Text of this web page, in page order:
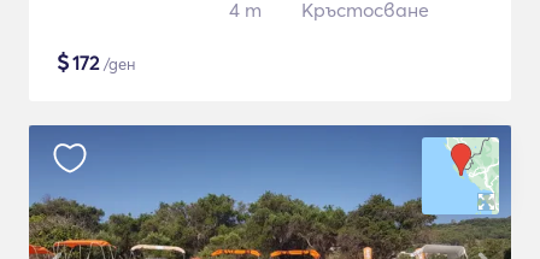
4 m
Кръстосване
$172/ден